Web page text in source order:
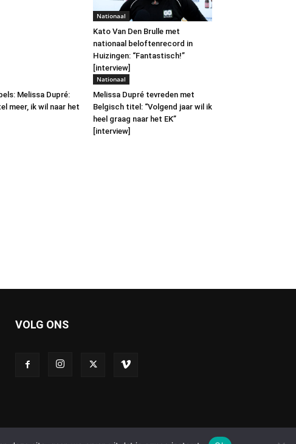
Nationaal
Kato Van Den Brulle met
nationaal beloftenrecord in
Huizingen: “Fantastisch!”
[interview]
Melissa Dupré:
meer, ik wil naar het
Nationaal
Melissa Dupré tevreden met
Belgisch titel: “Volgend jaar wil ik
heel graag naar het EK”
[interview]
VOLG ONS